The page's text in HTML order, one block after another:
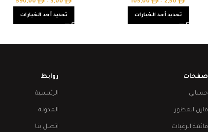
2,50
–
105,00
تحديد أحد الخيارات
5,00
–
590,00
تحديد أحد الخيارات
صفحات
حسابي
قارن العطور
قائمة الرغبات
روابط
الرئيسية
المدونة
اتصل بنا